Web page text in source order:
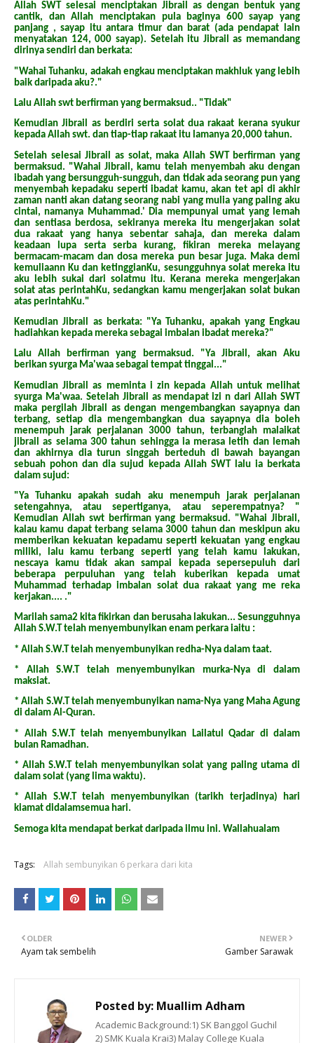
Allah SWT selesai menciptakan Jibrail as dengan bentuk yang
cantik, dan Allah menciptakan pula baginya 600 sayap yang
panjang , sayap itu antara timur dan barat (ada pendapat lain
menyatakan 124, 000 sayap). Setelah itu Jibrail as memandang
dirinya sendiri dan berkata:
"Wahai Tuhanku, adakah engkau menciptakan makhluk yang lebih
baik daripada aku?."
Lalu Allah swt berfirman yang bermaksud.. "Tidak"
Kemudian Jibrail as berdiri serta solat dua rakaat kerana syukur
kepada Allah swt. dan tiap-tiap rakaat itu lamanya 20,000 tahun.
Setelah selesai Jibrail as solat, maka Allah SWT berfirman yang
bermaksud. "Wahai Jibrail, kamu telah menyembah aku dengan
ibadah yang bersungguh-sungguh, dan tidak ada seorang pun yang
menyembah kepadaku seperti ibadat kamu, akan tet api di akhir
zaman nanti akan datang seorang nabi yang mulia yang paling aku
cintai, namanya Muhammad.' Dia mempunyai umat yang lemah
dan sentiasa berdosa, sekiranya mereka itu mengerjakan solat
dua rakaat yang hanya sebentar sahaja, dan mereka dalam
keadaan lupa serta serba kurang, fikiran mereka melayang
bermacam-macam dan dosa mereka pun besar juga. Maka demi
kemuliaann Ku dan ketinggianKu, sesungguhnya solat mereka itu
aku lebih sukai dari solatmu itu. Kerana mereka mengerjakan
solat atas perintahKu, sedangkan kamu mengerjakan solat bukan
atas perintahKu."
Kemudian Jibrail as berkata: "Ya Tuhanku, apakah yang Engkau
hadiahkan kepada mereka sebagai imbalan ibadat mereka?"
Lalu Allah berfirman yang bermaksud. "Ya Jibrail, akan Aku
berikan syurga Ma'waa sebagai tempat tinggal..."
Kemudian Jibrail as meminta i zin kepada Allah untuk melihat
syurga Ma'waa. Setelah Jibrail as mendapat izi n dari Allah SWT
maka pergilah Jibrail as dengan mengembangkan sayapnya dan
terbang, setiap dia mengembangkan dua sayapnya dia boleh
menempuh jarak perjalanan 3000 tahun, terbanglah malaikat
jibrail as selama 300 tahun sehingga ia merasa letih dan lemah
dan akhirnya dia turun singgah berteduh di bawah bayangan
sebuah pohon dan dia sujud kepada Allah SWT lalu ia berkata
dalam sujud:
"Ya Tuhanku apakah sudah aku menempuh jarak perjalanan
setengahnya, atau sepertiganya, atau seperempatnya? "
Kemudian Allah swt berfirman yang bermaksud. "Wahai Jibrail,
kalau kamu dapat terbang selama 3000 tahun dan meskipun aku
memberikan kekuatan kepadamu seperti kekuatan yang engkau
miliki, lalu kamu terbang seperti yang telah kamu lakukan,
nescaya kamu tidak akan sampai kepada sepersepuluh dari
beberapa perpuluhan yang telah kuberikan kepada umat
Muhammad terhadap imbalan solat dua rakaat yang me reka
kerjakan.... ."
Marilah sama2 kita fikirkan dan berusaha lakukan... Sesungguhnya
Allah S.W.T telah menyembunyikan enam perkara iaitu :
* Allah S.W.T telah menyembunyikan redha-Nya dalam taat.
* Allah S.W.T telah menyembunyikan murka-Nya di dalam
maksiat.
* Allah S.W.T telah menyembunyikan nama-Nya yang Maha Agung
di dalam Al-Quran.
* Allah S.W.T telah menyembunyikan Lailatul Qadar di dalam
bulan Ramadhan.
* Allah S.W.T telah menyembunyikan solat yang paling utama di
dalam solat (yang lima waktu).
* Allah S.W.T telah menyembunyikan (tarikh terjadinya) hari
kiamat didalamsemua hari.
Semoga kita mendapat berkat daripada ilmu ini. Wallahualam
Tags: Allah sembunyikan 6 perkara dari kita
NEWER
Gamber Sarawak
OLDER
Ayam tak sembelih
Posted by: Muallim Adham
Academic Background:1) SK Banggol Guchil
2) SMK Kuala Krai3) Malay College Kuala